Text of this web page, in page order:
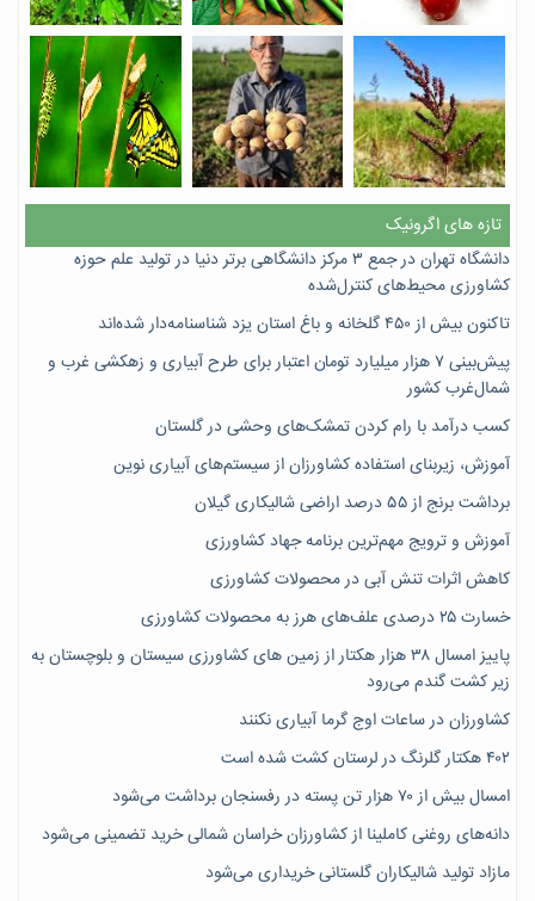
تازه های اگرونیک
دانشگاه تهران در جمع ۳ مرکز دانشگاهی برتر دنیا در تولید علم حوزه
کشاورزی محیط‌های کنترل‌شده
تاکنون بیش از ۴۵۰ گلخانه و باغ استان یزد شناسنامه‌دار شده‌اند
پیش‌بینی ۷‌ هزار میلیارد تومان اعتبار برای طرح آبیاری و زهکشی غرب و
شمال‌غرب کشور
کسب درآمد با رام کردن تمشک‌های وحشی در گلستان
آموزش، زیربنای استفاده کشاورزان از سیستم‌های آبیاری نوین
برداشت برنج از ۵۵ درصد اراضی شالیکاری گیلان
آموزش و ترویج مهم‌ترین برنامه جهاد کشاورزی
کاهش اثرات تنش آبی در محصولات کشاورزی
خسارت ۲۵ درصدی علف‌های هرز به محصولات کشاورزی
پاییز امسال ۳۸ هزار هکتار از زمین های کشاورزی سیستان و بلوچستان به
زیر کشت گندم می‌رود
کشاورزان در ساعات اوج گرما آبیاری نکنند
۴۰۲ هکتار گلرنگ در لرستان کشت شده است
امسال بیش از ۷۰ هزار تن پسته در رفسنجان برداشت می‌شود
دانه‌های روغنی کاملینا از کشاورزان خراسان شمالی خرید تضمینی می‌شود
مازاد تولید شالیکاران گلستانی خریداری می‌شود